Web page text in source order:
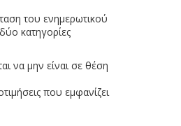
του ενημερωτικού
κατηγορίες
να μην είναι σε θέση
που εμφανίζει